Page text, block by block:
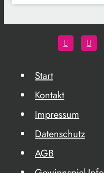
Start
Kontakt
Impressum
Datenschutz
AGB